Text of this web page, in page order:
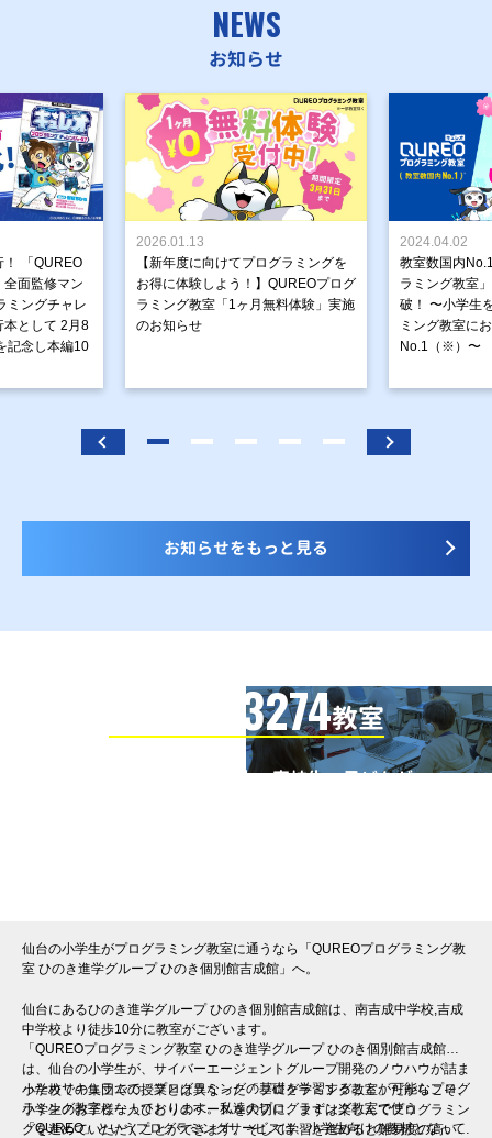
NEWS
お知らせ
！ 「QUREO
面監修マン
ミングチャレ
本として 2月8
記念し本編10
2026.01.13
【新年度に向けてプログラミングを
お得に体験しよう！】QUREOプログ
ラミング教室「1ヶ月無料体験」実施
のお知らせ
2024.04.02
教室数国内
ラミング教室
破！ 〜小学生
ミング教室に
No.1（※）〜
お知らせをもっと見る
3274教室
全国の小学生・中学生・高校生・子どもが
仙台の小学生がプログラミング教室に通うなら「QUREOプログラミング教
室 ひのき進学グループ ひのき個別館吉成館」へ。
仙台にあるひのき進学グループ ひのき個別館吉成館は、南吉成中学校,吉成
中学校より徒歩10分に教室がございます。
「QUREOプログラミング教室 ひのき進学グループ ひのき個別館吉成館」
は、仙台の小学生が、サイバーエージェントグループ開発のノウハウが詰ま
ったカリキュラムで、プログラミングの基礎を学習することが可能なプログ
ラミング教室となっております。私達のプログラミング教室で使う
「QUREO」というプログラミングサービスは、小学生向けの教材となって
小学校での集団での授業とは異なった「プログラミング教室」だからこそ、
小学生のお子様一人ひとりのペースを大切に、まずは楽しんでプログラミン
グを進めていただくことができます。そして学習を進めると難易度の高いゲ